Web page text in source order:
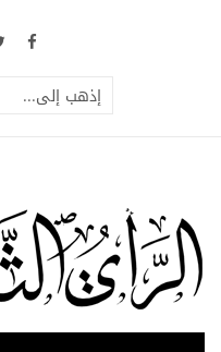
إذهب إلى...